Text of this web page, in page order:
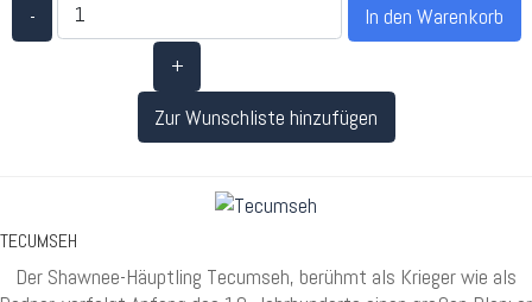
-
+
Zur Wunschliste hinzufügen
TECUMSEH
Der Shawnee-Häuptling Tecumseh, berühmt als Krieger wie als